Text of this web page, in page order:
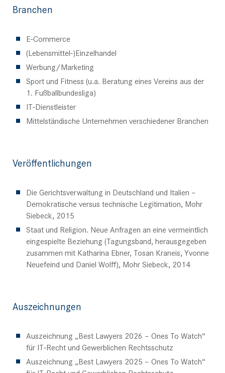
Branchen
E-Commerce
(Lebensmittel-)Einzelhandel
Werbung/Marketing
Sport und Fitness (u.a. Beratung eines Vereins aus der
1. Fußballbundesliga)
IT-Dienstleister
Mittelständische Unternehmen verschiedener Branchen
Veröffentlichungen
Die Gerichtsverwaltung in Deutschland und Italien –
Demokratische versus technische Legitimation, Mohr
Siebeck, 2015
Staat und Religion. Neue Anfragen an eine vermeintlich
eingespielte Beziehung (Tagungsband, herausgegeben
zusammen mit Katharina Ebner, Tosan Kraneis, Yvonne
Neuefeind und Daniel Wolff), Mohr Siebeck, 2014
Auszeichnungen
Auszeichnung „Best Lawyers 2026 – Ones To Watch“
für IT-Recht und Gewerblichen Rechtsschutz
Auszeichnung „Best Lawyers 2025 – Ones To Watch“